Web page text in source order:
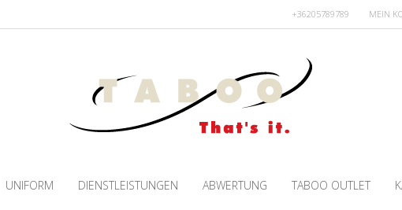
+36205789789 MEIN
UNIFORM DIENSTLEISTUNGEN ABWERTUNG TABOO OUTLET